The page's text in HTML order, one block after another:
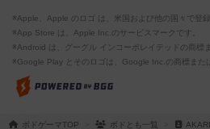
※Apple、Apple のロゴ は、米国および他の国々で登
※App Store は、Apple Inc.のサービスマークです。
※Android は、グーグル インコーポレイテッドの商標
※Google Play とそのロゴは、Google Inc.の商標また
ボドゲーマTOP ボドとも一覧 AKARI